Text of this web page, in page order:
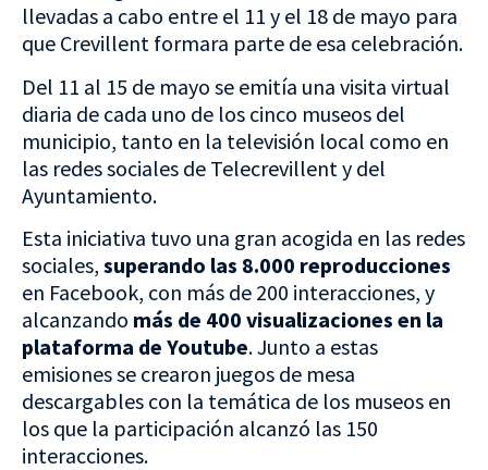
llevadas a cabo entre el 11 y el 18 de mayo para
que Crevillent formara parte de esa celebración.
Del 11 al 15 de mayo se emitía una visita virtual
diaria de cada uno de los cinco museos del
municipio, tanto en la televisión local como en
las redes sociales de Telecrevillent y del
Ayuntamiento.
Esta iniciativa tuvo una gran acogida en las redes
sociales, superando las 8.000 reproducciones
en Facebook, con más de 200 interacciones, y
alcanzando más de 400 visualizaciones en la
plataforma de Youtube. Junto a estas
emisiones se crearon juegos de mesa
descargables con la temática de los museos en
los que la participación alcanzó las 150
interacciones.